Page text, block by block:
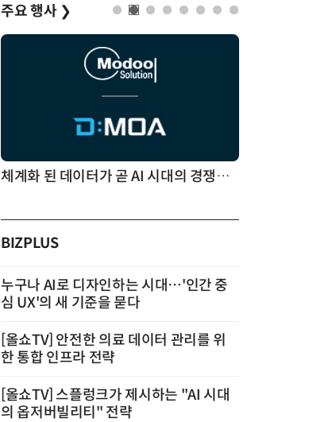
주요 행사 ❯
체계화 된 데이터가 곧 AI 시대의 경쟁력이다
BIZPLUS
누구나 AI로 디자인하는 시대…'인간 중
심 UX'의 새 기준을 묻다
[올쇼TV] 안전한 의료 데이터 관리를 위
한 통합 인프라 전략
[올쇼TV] 스플렁크가 제시하는 "AI 시대
의 옵저버빌리티" 전략